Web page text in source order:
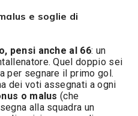
e soglie di
pensi anche al 66: un
Quel doppio sei
per segnare il primo gol.
dei voti assegnati a ogni
o malus(che
alla squadra un